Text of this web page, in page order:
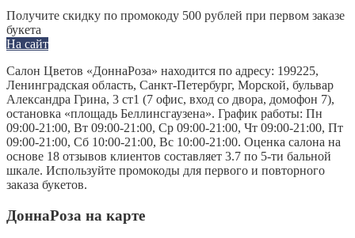
Получите скидку по промокоду 500 рублей при первом заказе
букета
На сайт
Салон Цветов «ДоннаРоза» находится по адресу: 199225,
Ленинградская область, Санкт-Петербург, Морской, бульвар
Александра Грина, 3 ст1 (7 офис, вход со двора, домофон 7),
остановка «площадь Беллинсгаузена». График работы: Пн
09:00-21:00, Вт 09:00-21:00, Ср 09:00-21:00, Чт 09:00-21:00, Пт
09:00-21:00, Сб 10:00-21:00, Вс 10:00-21:00. Оценка салона на
основе 18 отзывов клиентов составляет 3.7 по 5-ти бальной
шкале. Используйте промокоды для первого и повторного
заказа букетов.
ДоннаРоза на карте